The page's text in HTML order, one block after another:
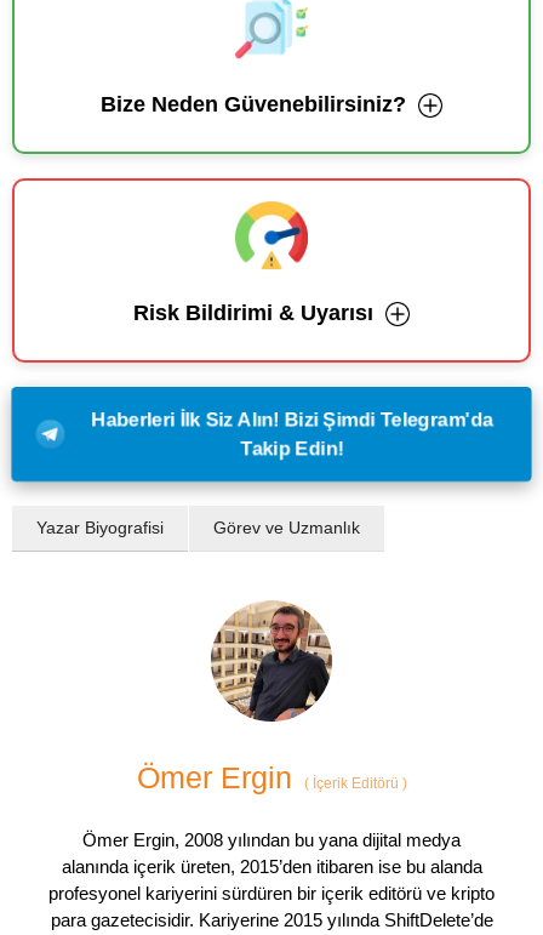
Bize Neden Güvenebilirsiniz?
Risk Bildirimi & Uyarısı
Haberleri İlk Siz Alın! Bizi Şimdi Telegram'da
Takip Edin!
Yazar Biyografisi Görev ve Uzmanlık
Ömer Ergin (İçerik Editörü )
Ömer Ergin, 2008 yılından bu yana dijital medya
alanında içerik üreten, 2015’den itibaren ise bu alanda
profesyonel kariyerini sürdüren bir içerik editörü ve kripto
para gazetecisidir. Kariyerine 2015 yılında ShiftDelete’de